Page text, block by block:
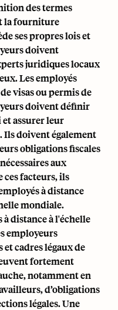
des termes
la fourniture
ses propres lois et
doivent
juridiques locaux
Les employés
visas ou permis de
doivent définir
assurer leur
Ils doivent également
obligations fiscales
aux
ces facteurs, ils
à distance
mondiale.
distance à l'échelle
employeurs
cadres légaux de
fortement
notamment en
d’obligations
légales. Une